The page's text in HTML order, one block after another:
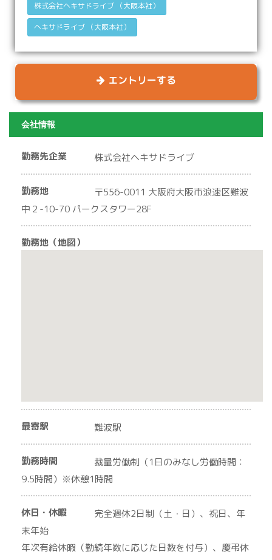
株式会社ヘキサドライブ （大阪本社）
ヘキサドライブ （大阪本社）
エントリーする
会社情報
勤務先企業 株式会社ヘキサドライブ
勤務地
〒556-0011 大阪府大阪市浪速区難波
中２-10-70 パークスタワー28F
勤務地（地図）
最寄駅 難波駅
勤務時間
裁量労働制（1日のみなし労働時間：
9.5時間）※休憩1時間
休日・休暇
完全週休2日制（土・日）、祝日、年
末年始
年次有給休暇（勤続年数に応じた日数を付与）、慶弔休